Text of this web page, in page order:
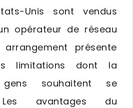
Unis sont vendus
opérateur de réseau
présente
limitations dont la
souhaitent se
Les avantages du